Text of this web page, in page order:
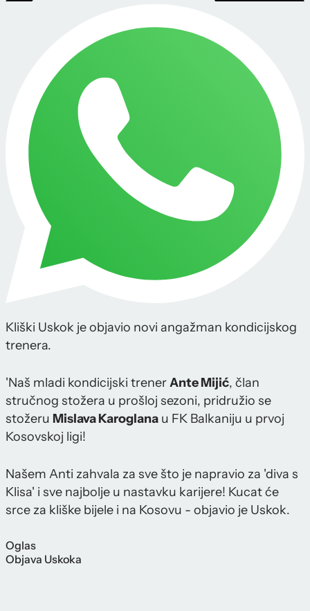
Kliški Uskok je objavio novi angažman kondicijskog
trenera.
'Naš mladi kondicijski trenerAnte Mijić, član
stručnog stožera u prošloj sezoni, pridružio se
stožeru Mislava Karoglana u FK Balkaniju u prvoj
Kosovskoj ligi!
Našem Anti zahvala za sve što je napravio za 'diva s
Klisa' i sve najbolje u nastavku karijere! Kucat će
srce za kliške bijele i na Kosovu - objavio je Uskok.
Oglas
Objava Uskoka